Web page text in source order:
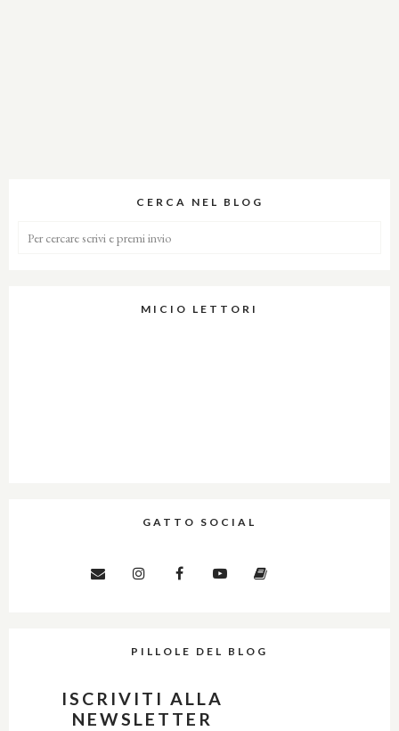
CERCA NEL BLOG
MICIO LETTORI
GATTO SOCIAL
PILLOLE DEL BLOG
ISCRIVITI ALLA
NEWSLETTER